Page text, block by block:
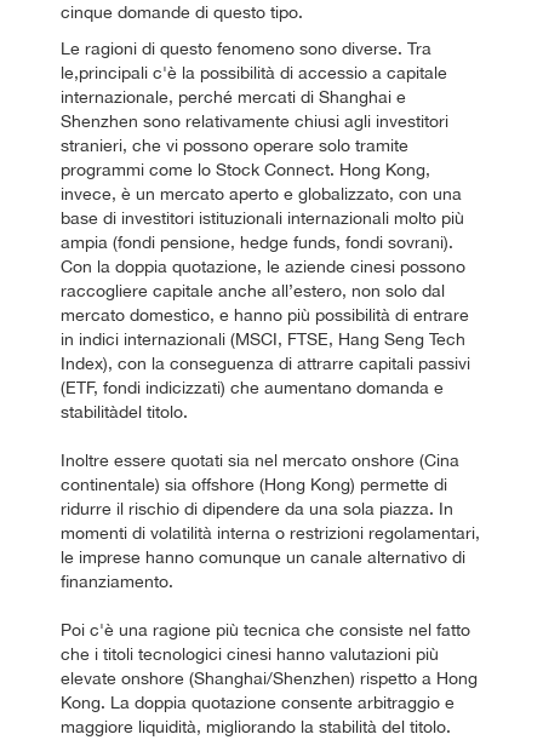
cinque domande di questo tipo.
Le ragioni di questo fenomeno sono diverse. Tra
le,principali c'è la possibilità di accessio a capitale
internazionale, perché mercati di Shanghai e
Shenzhen sono relativamente chiusi agli investitori
stranieri, che vi possono operare solo tramite
programmi come lo Stock Connect. Hong Kong,
invece, è un mercato aperto e globalizzato, con una
base di investitori istituzionali internazionali molto più
ampia (fondi pensione, hedge funds, fondi sovrani).
Con la doppia quotazione, le aziende cinesi possono
raccogliere capitale anche all’estero, non solo dal
mercato domestico, e hanno più possibilità di entrare
in indici internazionali (MSCI, FTSE, Hang Seng Tech
Index), con la conseguenza di attrarre capitali passivi
(ETF, fondi indicizzati) che aumentano domanda e
stabilitàdel titolo.
Inoltre essere quotati sia nel mercato onshore (Cina
continentale) sia offshore (Hong Kong) permette di
ridurre il rischio di dipendere da una sola piazza. In
momenti di volatilità interna o restrizioni regolamentari,
le imprese hanno comunque un canale alternativo di
finanziamento.
Poi c'è una ragione più tecnica che consiste nel fatto
che i titoli tecnologici cinesi hanno valutazioni più
elevate onshore (Shanghai/Shenzhen) rispetto a Hong
Kong. La doppia quotazione consente arbitraggio e
maggiore liquidità, migliorando la stabilità del titolo.